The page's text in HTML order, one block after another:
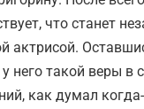
что станет
актрисой.
него такой веры в
как думал